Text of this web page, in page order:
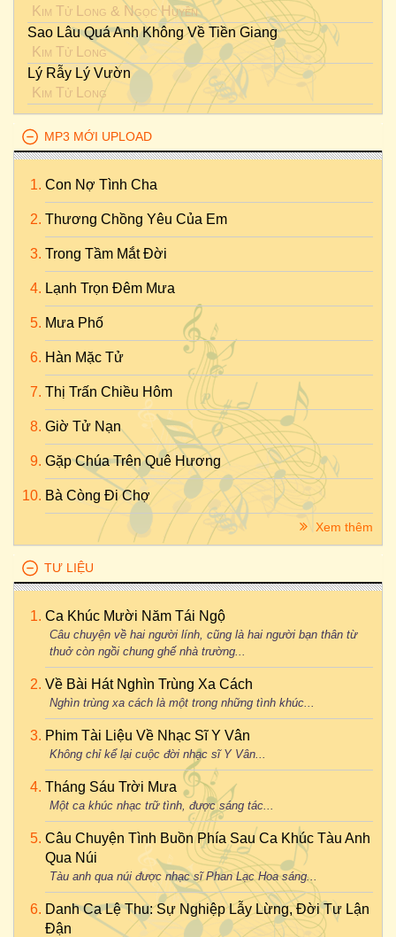
Kim Tử Long & Ngọc Huyền
Sao Lâu Quá Anh Không Về Tiền Giang
Kim Tử Long
Lý Rẫy Lý Vườn
Kim Tử Long
MP3 MỚI UPLOAD
Con Nợ Tình Cha
Thương Chồng Yêu Của Em
Trong Tầm Mắt Đời
Lạnh Trọn Đêm Mưa
Mưa Phố
Hàn Mặc Tử
Thị Trấn Chiều Hôm
Giờ Tử Nạn
Gặp Chúa Trên Quê Hương
Bà Còng Đi Chợ
Xem thêm
TƯ LIỆU
Ca Khúc Mười Năm Tái Ngộ
Câu chuyện về hai người lính, cũng là hai người bạn thân từ
thuở còn ngồi chung ghế nhà trường...
Về Bài Hát Nghìn Trùng Xa Cách
Nghìn trùng xa cách là một trong những tình khúc...
Phim Tài Liệu Về Nhạc Sĩ Y Vân
Không chỉ kể lại cuộc đời nhạc sĩ Y Vân...
Tháng Sáu Trời Mưa
Một ca khúc nhạc trữ tình, được sáng tác...
Câu Chuyện Tình Buồn Phía Sau Ca Khúc Tàu Anh
Qua Núi
Tàu anh qua núi được nhạc sĩ Phan Lạc Hoa sáng...
Danh Ca Lệ Thu: Sự Nghiệp Lẫy Lừng, Đời Tư Lận
Đận